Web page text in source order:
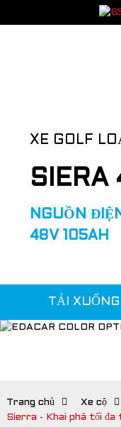
XE GOLF
SIERA
NGUỒN
48V 105AH
TẢI
Trang chủ Xe cộ
Sierra - Khai phá tối đa